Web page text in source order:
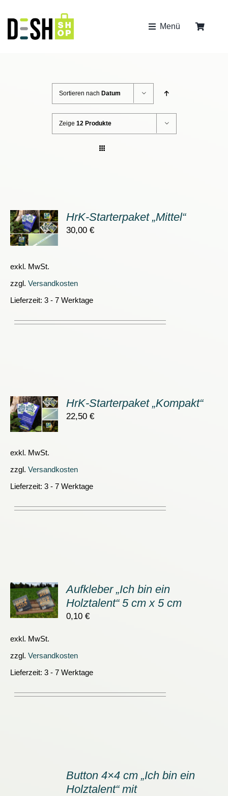
Inhalt
springen
Menü
Sortieren nach Datum
Zeige 12 Produkte
HrK-Starterpaket „Mittel“
30,00€
exkl. MwSt.
zzgl. Versandkosten
Lieferzeit: 3 - 7 Werktage
HrK-Starterpaket „Kompakt“
22,50€
exkl. MwSt.
zzgl. Versandkosten
Lieferzeit: 3 - 7 Werktage
Aufkleber „Ich bin ein
Holztalent“ 5 cm x 5 cm
0,10€
exkl. MwSt.
zzgl. Versandkosten
Lieferzeit: 3 - 7 Werktage
Button 4×4 cm „Ich bin ein
Holztalent“ mit